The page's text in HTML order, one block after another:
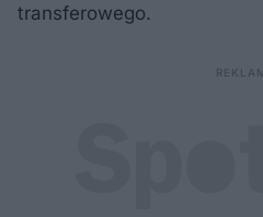
transferowego.